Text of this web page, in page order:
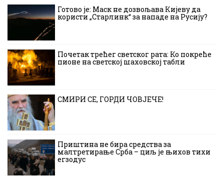
Готово је: Маск не дозвољава Кијеву да
користи „Старлинк“ за нападе на Русију?
Почетак трећег светског рата: Ко покреће
пионе на светској шаховској табли
СМИРИ СЕ, ГОРДИ ЧОВЈЕЧЕ!
Приштина не бира средства за
малтретирање Срба – циљ је њихов тихи
егзодус